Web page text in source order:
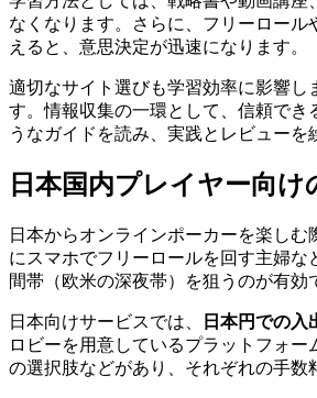
なくなります。さらに、フリーロー
えると、意思決定が迅速になります。
適切なサイト選びも学習効率に影響
す。情報収集の一環として、信頼でき
うなガイドを読み、実践とレビューを
日本国内プレイヤー向
日本からオンラインポーカーを楽し
にスマホでフリーロールを回す主婦
間帯（欧米の深夜帯）を狙うのが有
日本向けサービスでは、 日本円での入
ロビーを用意しているプラットフォ
の選択肢などがあり、それぞれの手数